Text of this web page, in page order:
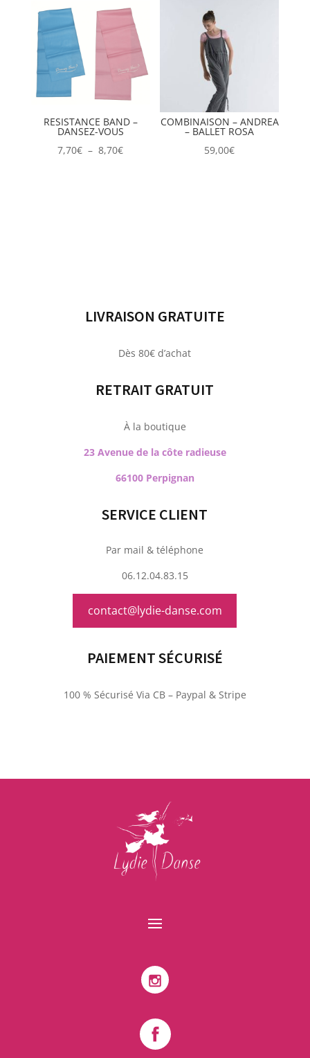
RESISTANCE BAND –
DANSEZ-VOUS
7,70€ – 8,70€Plage
COMBINAISON – ANDREA
– BALLET ROSA
59,00€
LIVRAISON GRATUITE
Dès 80€ d’achat
RETRAIT GRATUIT
À la boutique
23 Avenue de la côte radieuse
66100 Perpignan
SERVICE CLIENT
Par mail & téléphone
06.12.04.83.15
contact@lydie-danse.com
PAIEMENT SÉCURISÉ
100 % Sécurisé Via CB – Paypal & Stripe